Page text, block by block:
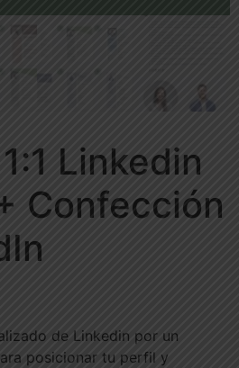
Linkedin
Confección
de Linkedin por un
posicionar tu perfil y